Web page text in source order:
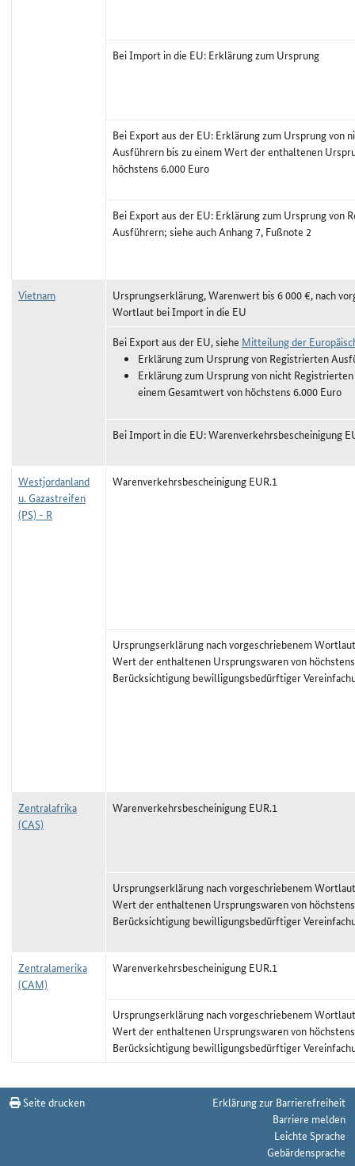
Bei Import in die EU: Erklärung zum Ursprung
Bei Export aus der EU: Erklärung zum Ursprung von
Ausführern bis zu einem Wert der enthaltenen
höchstens 6.000 Euro
Bei Export aus der EU: Erklärung zum Ursprung von
Ausführern; siehe auch Anhang 7, Fußnote 2
Vietnam
Ursprungserklärung, Warenwert bis 6 000 €, nach
Wortlaut bei Import in die EU
Bei Export aus der EU, siehe Mitteilung der
Erklärung zum Ursprung von Registrierten
Erklärung zum Ursprung von nicht
einem Gesamtwert von höchstens 6.000 Euro
Bei Import in die EU: Warenverkehrsbescheinigung
Westjordanland
u. Gazastreifen
(PS) - R
Warenverkehrsbescheinigung EUR.1
Ursprungserklärung nach vorgeschriebenem
Wert der enthaltenen Ursprungswaren von
Berücksichtigung bewilligungsbedürftiger
Zentralafrika
(CAS)
Warenverkehrsbescheinigung EUR.1
Ursprungserklärung nach vorgeschriebenem
Wert der enthaltenen Ursprungswaren von
Berücksichtigung bewilligungsbedürftiger
Zentralamerika
(CAM)
Warenverkehrsbescheinigung EUR.1
Ursprungserklärung nach vorgeschriebenem
Wert der enthaltenen Ursprungswaren von
Berücksichtigung bewilligungsbedürftiger
Seite drucken
Erklärung zur Barrierefreiheit
Barriere melden
Leichte Sprache
Gebärdensprache